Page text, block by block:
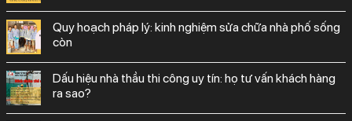
quy hoạch pháp lý: kinh nghiệm sửa chữa nhà phố sống
còn
dấu hiệu nhà thầu thi công uy tín: họ tư vấn khách hàng
ra sao?